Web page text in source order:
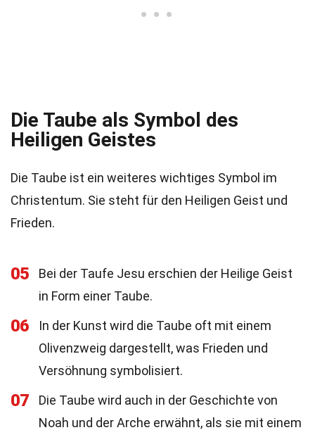
Die Taube als Symbol des
Heiligen Geistes
Die Taube ist ein weiteres wichtiges Symbol im
Christentum. Sie steht für den Heiligen Geist und
Frieden.
05
Bei der Taufe Jesu erschien der Heilige Geist
in Form einer Taube.
06
In der Kunst wird die Taube oft mit einem
Olivenzweig dargestellt, was Frieden und
Versöhnung symbolisiert.
07
Die Taube wird auch in der Geschichte von
Noah und der Arche erwähnt, als sie mit einem